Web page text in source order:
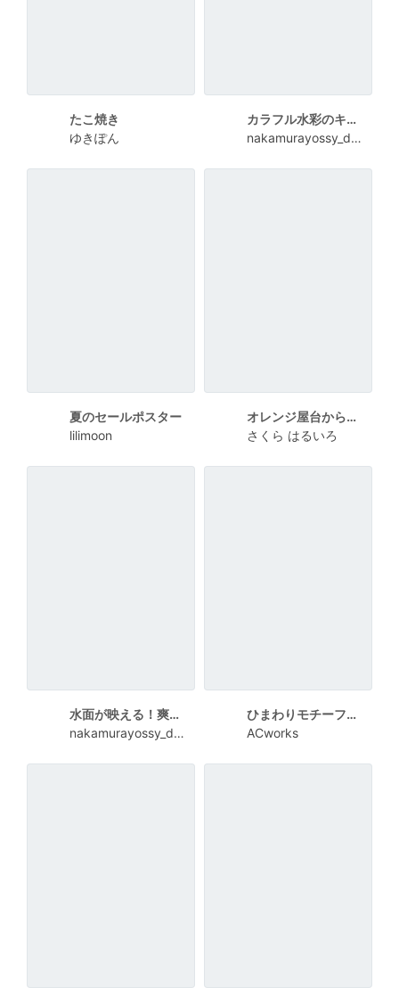
たこ焼き
ゆきぽん
カラフル水彩のキッズ夏セールポスター
nakamurayossy_design
夏のセールポスター
lilimoon
オレンジ屋台からあげポスターA4
さくら はるいろ
水面が映える！爽やかなサマーセール
nakamurayossy_design
ひまわりモチーフの夏ギフトポスターデザイン
ACworks